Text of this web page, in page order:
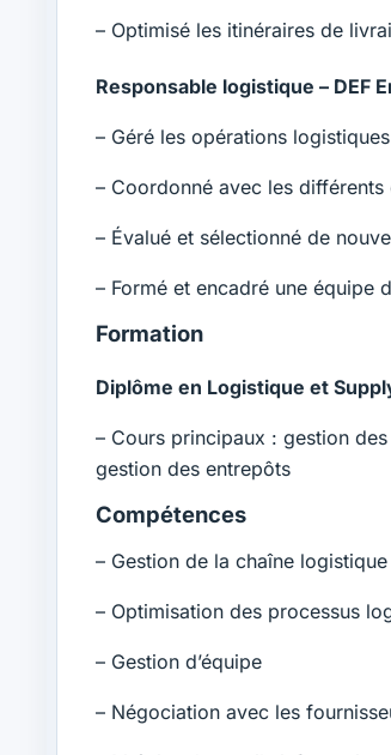
– Optimisé les itinéraires de
Responsable logistique – DEF
– Géré les opérations
– Coordonné avec les
– Évalué et sélectionné de
– Formé et encadré une équipe
Formation
Diplôme en Logistique et
– Cours principaux : gestion
gestion des entrepôts
Compétences
– Gestion de la chaîne logistique
– Optimisation des processus
– Gestion d’équipe
– Négociation avec les